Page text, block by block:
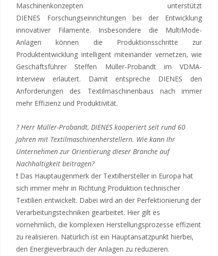
Maschinenkonzepten unterstützt
DIENES Forschungseinrichtungen bei der Entwicklung
innovativer Filamente. Insbesondere die MultiMode-
Anlagen können die Produktionsschritte zur
Produktentwicklung intelligent miteinander vernetzen, wie
Geschäftsführer Steffen Müller-Probandt im VDMA-
Interview erläutert. Damit entspreche DIENES den
Anforderungen des Textilmaschinenbaus nach immer
mehr Effizienz und Produktivität.
? Herr Müller-Probandt, DIENES kooperiert seit rund 60
Jahren mit Textilmaschinenherstellern. Wie kann Ihr
Unternehmen zur Orientierung dieser Branche auf
Nachhaltigkeit beitragen?
! Das Hauptaugenmerk der Textilhersteller in Europa hat
sich immer mehr in Richtung Produktion technischer
Textilien entwickelt. Dabei wird an der Perfektionierung der
Verarbeitungstechniken gearbeitet. Hier gilt es
vornehmlich, die komplexen Herstellungsprozesse effizient
zu realisieren. Natürlich ist ein Hauptansatzpunkt hierbei,
den Energieverbrauch der Anlagen zu reduzieren.